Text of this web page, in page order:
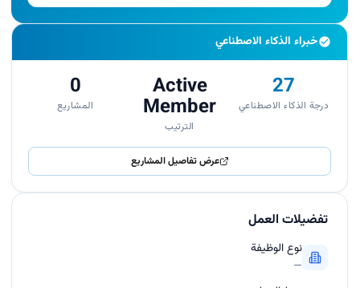
خبراء الذكاء الاصطناعي
27
درجة الذكاء الاصطناعي
Active
Member
الترتيب
0
المشاريع
عرض تفاصيل المشاريع
تفضيلات العمل
نوع الوظيفة
—